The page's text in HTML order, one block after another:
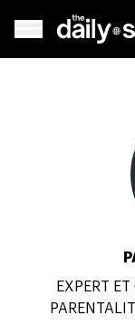
EXPERT